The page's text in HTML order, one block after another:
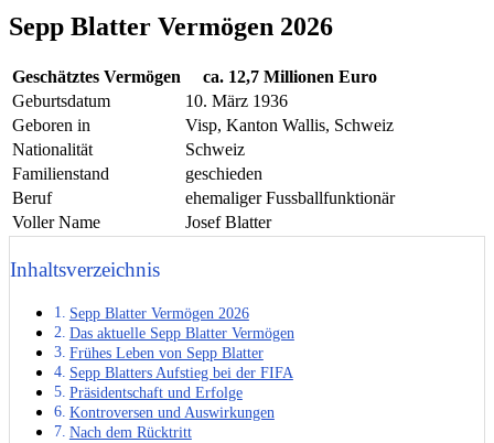
Sepp Blatter Vermögen 2026
Geschätztes Vermögen
ca. 12,7 Millionen Euro
Geburtsdatum
10. März 1936
Geboren in
Visp, Kanton Wallis, Schweiz
Nationalität
Schweiz
Familienstand
geschieden
Beruf
ehemaliger Fussballfunktionär
Voller Name
Josef Blatter
Inhaltsverzeichnis
Sepp Blatter Vermögen 2026
Das aktuelle Sepp Blatter Vermögen
Frühes Leben von Sepp Blatter
Sepp Blatters Aufstieg bei der FIFA
Präsidentschaft und Erfolge
Kontroversen und Auswirkungen
Nach dem Rücktritt